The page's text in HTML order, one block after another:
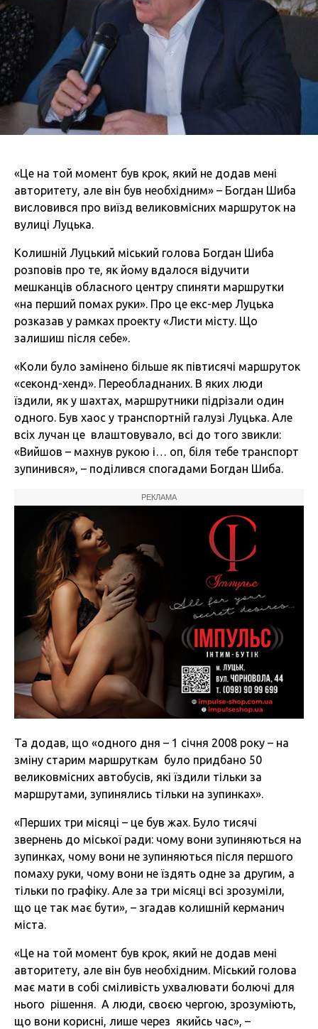
«Це на той момент був крок, який не додав мені
авторитету, але він був необхідним» – Богдан Шиба
висловився про виїзд великовмісних маршруток на
вулиці Луцька.
Колишній Луцький міський голова Богдан Шиба
розповів про те, як йому вдалося відучити
мешканців обласного центру спиняти маршрутки
«на перший помах руки». Про це екс-мер Луцька
розказав у рамках проекту «Листи місту. Що
залишиш після себе».
«Коли було замінено більше як півтисячі маршруток
«секонд-хенд». Переобладнаних. В яких люди
їздили, як у шахтах, маршрутники підрізали один
одного. Був хаос у транспортній галузі Луцька. Але
всіх лучан це влаштовувало, всі до того звикли:
«Вийшов – махнув рукою і… оп, біля тебе транспорт
зупинився», – поділився спогадами Богдан Шиба.
РЕКЛАМА
Та додав, що «одного дня – 1 січня 2008 року – на
зміну старим маршруткам було придбано 50
великовмісних автобусів, які їздили тільки за
маршрутами, зупинялись тільки на зупинках».
«Перших три місяці – це був жах. Було тисячі
звернень до міської ради: чому вони зупиняються на
зупинках, чому вони не зупиняються після першого
помаху руки, чому вони не їздять одне за другим, а
тільки по графіку. Але за три місяці всі зрозуміли,
що це так має бути», – згадав колишній керманич
міста.
«Це на той момент був крок, який не додав мені
авторитету, але він був необхідним. Міський голова
має мати в собі сміливість ухвалювати болючі для
нього рішення. А люди, своєю чергою, зрозуміють,
що вони корисні, лише через якийсь час», –